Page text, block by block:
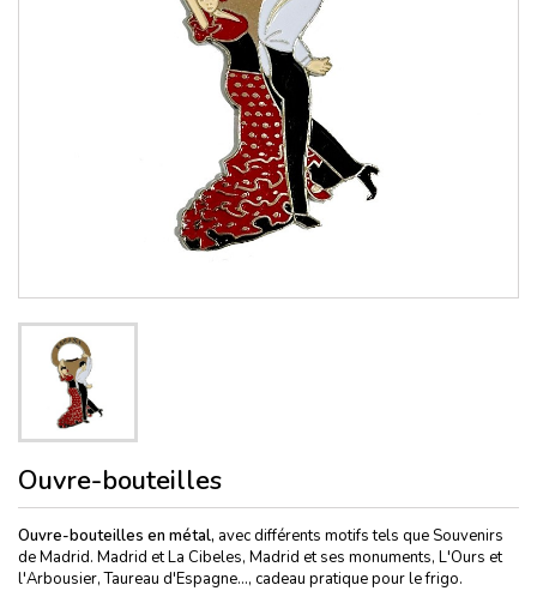
Ouvre-bouteilles
Ouvre-bouteilles en métal, avec différents motifs tels que Souvenirs
de Madrid. Madrid et La Cibeles, Madrid et ses monuments, L'Ours et
l'Arbousier, Taureau d'Espagne..., cadeau pratique pour le frigo.